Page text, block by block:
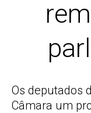
Os deputados
Câmara um